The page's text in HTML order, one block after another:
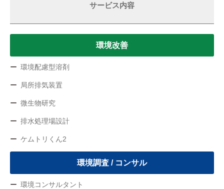
サービス内容
環境改善
環境配慮型溶剤
局所排気装置
微生物研究
排水処理場設計
ケムトリくん2
環境調査 / コンサル
環境コンサルタント